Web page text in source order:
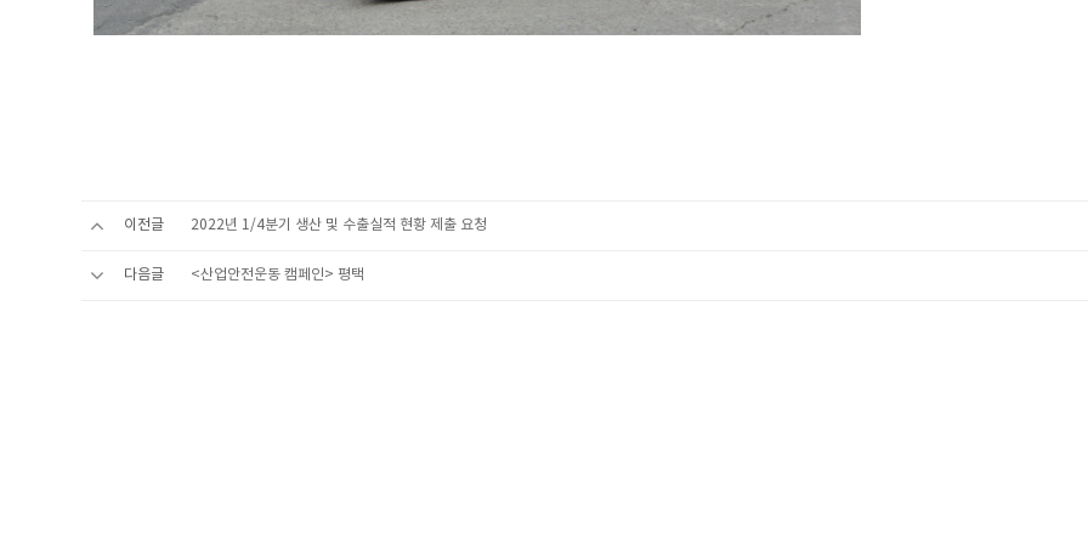
이전글 2022년 1/4분기 생산 및 수출실적 현황 제출 요청
다음글 <산업안전운동 캠페인> 평택